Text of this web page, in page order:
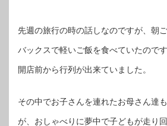
先週の旅行の時の話しなのですが、朝
バックスで軽いご飯を食べていたので
開店前から行列が出来ていました。
その中でお子さんを連れたお母さん達
が、おしゃべりに夢中で子どもが走り